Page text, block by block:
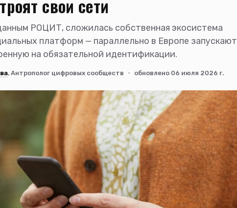
свои сети
РОЦИТ, сложилась собственная экосистема
платформ — параллельно в Европе запускают
на обязательной идентификации.
, Антрополог цифровых сообществ · обновлено 06 июля 2026 г.